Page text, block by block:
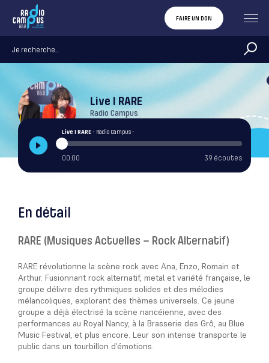
FAIRE UN DON
Live I RARE
Radio Campus
Live I RARE- Radio Campus -
00:00 39 écoutes
En détail
RARE (Musiques Actuelles – Rock Alternatif)
RARE révolutionne la scène rock avec Ana, Enzo, Romain et
Arthur. Fusionnant rock alternatif, metal et variété française, le
groupe délivre des rythmiques solides et des mélodies
mélancoliques, explorant des thèmes universels. Ce jeune
groupe a déjà électrisé la scène nancéienne, avec des
performances au Royal Nancy, à la Brasserie des Grô, au Blue
Music Festival, et plus encore. Leur son intense transporte le
public dans un tourbillon d’émotions.